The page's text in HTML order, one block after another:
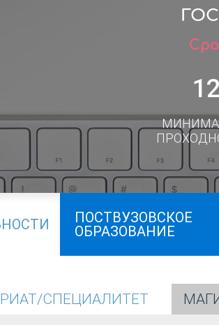
ПОСТВУЗОВСКОЕ
ОБРАЗОВАНИЕ
СПЕЦИАЛИТЕТ